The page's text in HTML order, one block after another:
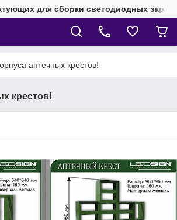
для сборки светодиодных
аптечных крестов!
крестов!